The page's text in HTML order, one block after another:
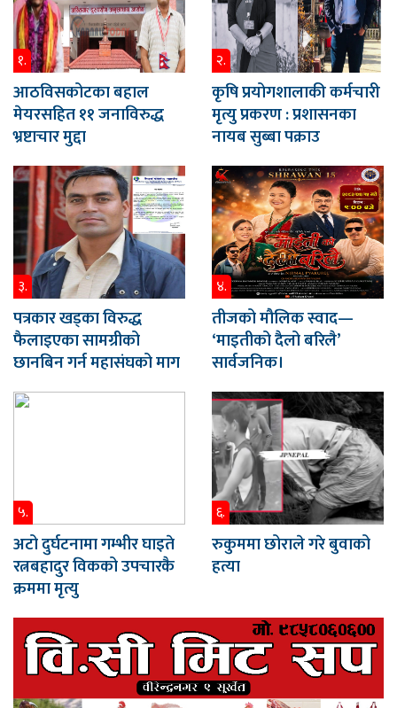
१.
आठविसकोटका बहाल
मेयरसहित ११ जनाविरुद्ध
भ्रष्टाचार मुद्दा
२.
कृषि प्रयोगशालाकी कर्मचारी
मृत्यु प्रकरण : प्रशासनका
नायब सुब्बा पक्राउ
३.
पत्रकार खड्का विरुद्ध
फैलाइएका सामग्रीको
छानबिन गर्न महासंघको माग
४.
तीजको मौलिक स्वाद—
‘माइतीको दैलो बरिलै’
सार्वजनिक।
५.
अटो दुर्घटनामा गम्भीर घाइते
रत्नबहादुर विकको उपचारकै
क्रममा मृत्यु
६.
रुकुममा छोराले गरे बुवाको
हत्या